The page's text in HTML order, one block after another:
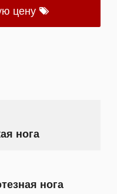
цену
нога
нога